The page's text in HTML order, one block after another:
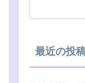
最近の投